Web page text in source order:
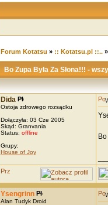
Forum Kotatsu » :: Kotatsu.pl ::..»
Bo Zupa Była Za Słona!!! -
Dida
Ostoja zdrowego rozsądku
Dołączyła: 03 Cze 2005
Skąd: Granvania
Status: offline
Grupy:
House of Joy
Ysengrinn
Alan Tudyk Droid